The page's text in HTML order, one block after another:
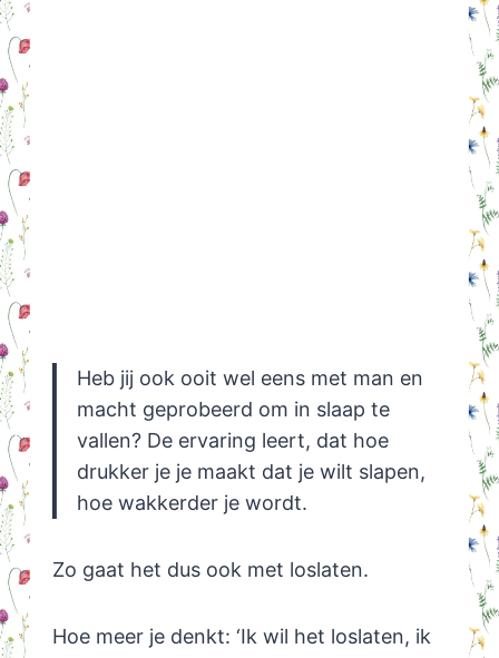
Heb jij ook ooit wel eens met man en
macht geprobeerd om in slaap te
vallen? De ervaring leert, dat hoe
drukker je je maakt dat je wilt slapen,
hoe wakkerder je wordt.
Zo gaat het dus ook met loslaten.
Hoe meer je denkt: ‘Ik wil het loslaten, ik